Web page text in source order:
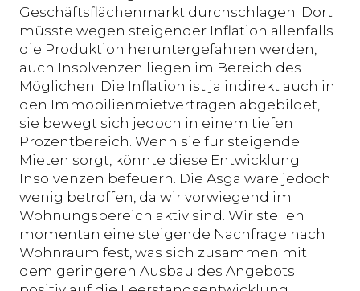
Geschäftsflächenmarkt durchschlagen. Dort
müsste wegen steigender Inflation allenfalls
die Produktion heruntergefahren werden,
auch Insolvenzen liegen im Bereich des
Möglichen. Die Inflation ist ja indirekt auch in
den Immobilienmietverträgen abgebildet,
sie bewegt sich jedoch in einem tiefen
Prozentbereich. Wenn sie für steigende
Mieten sorgt, könnte diese Entwicklung
Insolvenzen befeuern. Die Asga wäre jedoch
wenig betroffen, da wir vorwiegend im
Wohnungsbereich aktiv sind. Wir stellen
momentan eine steigende Nachfrage nach
Wohnraum fest, was sich zusammen mit
dem geringeren Ausbau des Angebots